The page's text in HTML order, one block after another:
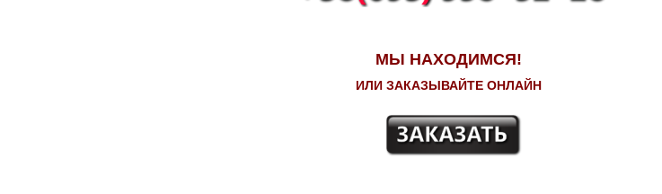
МЫ НАХОДИМСЯ!
ИЛИ ЗАКАЗЫВАЙТЕ ОНЛАЙН